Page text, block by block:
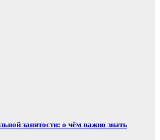
занятости: о чём важно знать